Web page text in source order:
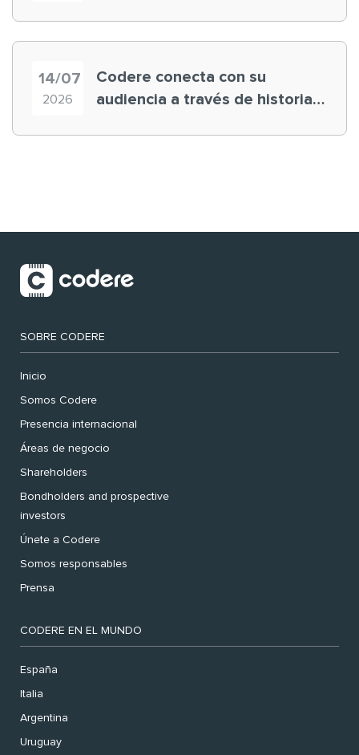
14/07
2026
Codere conecta con su
audiencia a través de historias
SOBRE CODERE
Inicio
Somos Codere
Presencia internacional
Áreas de negocio
Shareholders
Bondholders and prospective
investors
Únete a Codere
Somos responsables
Prensa
CODERE EN EL MUNDO
España
Italia
Argentina
Uruguay